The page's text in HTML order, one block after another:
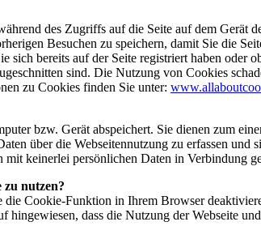
des Zugriffs auf die Seite auf dem
Besuchen zu speichern, damit Sie die
bereits auf der Seite registriert haben oder
sind. Die Nutzung von Cookies
zu Cookies finden Sie unter:
bzw. Gerät abspeichert. Sie dienen zum
über die Webseitennutzung zu erfassen
keinerlei persönlichen Daten in Verbindung
zu nutzen?
Cookie-Funktion in Ihrem Browser
dass die Nutzung der Webseite